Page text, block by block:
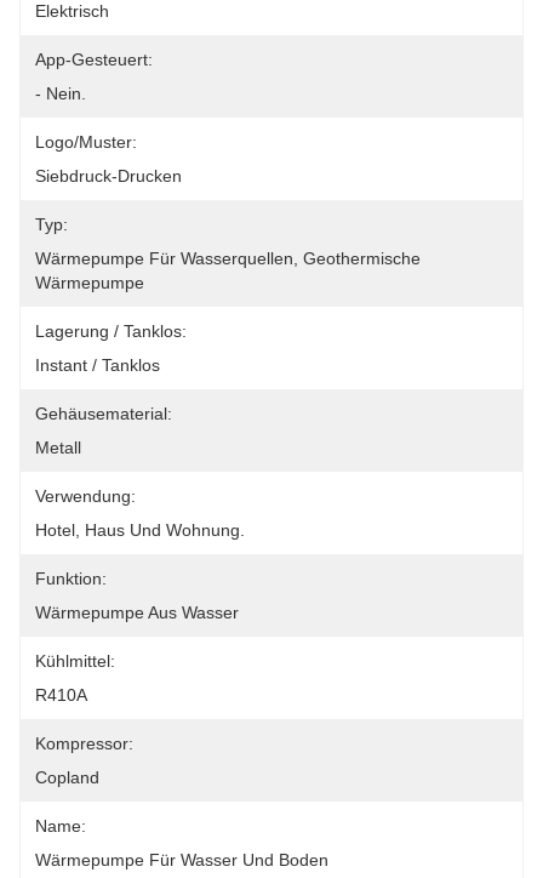
Elektrisch
App-Gesteuert:
- Nein.
Logo/Muster:
Siebdruck-Drucken
Typ:
Wärmepumpe Für Wasserquellen, Geothermische
Wärmepumpe
Lagerung / Tanklos:
Instant / Tanklos
Gehäusematerial:
Metall
Verwendung:
Hotel, Haus Und Wohnung.
Funktion:
Wärmepumpe Aus Wasser
Kühlmittel:
R410A
Kompressor:
Copland
Name:
Wärmepumpe Für Wasser Und Boden